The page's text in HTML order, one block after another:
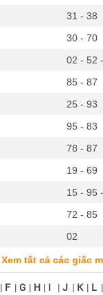
31 - 38
30 - 70
02 - 52
85 - 87
25 - 93
95 - 83
78 - 87
19 - 69
15 - 95
72 - 85
02
Xem tất cả các giấc
| F | G | H | I | J | K | L |